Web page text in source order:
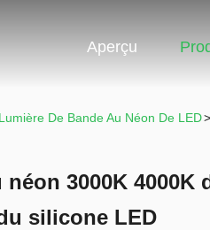
Aperçu
Lumière De Bande Au Néon De LED>
néon 3000K 4000K
silicone LED